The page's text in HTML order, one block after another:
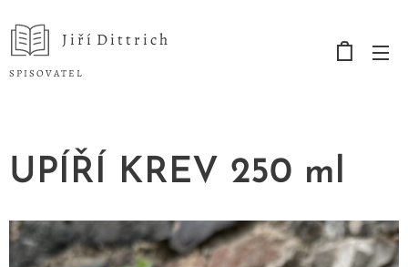
J i ř í D i t t r i c h
S P I S O V A T E L
UPÍŘÍ KREV 250 ml